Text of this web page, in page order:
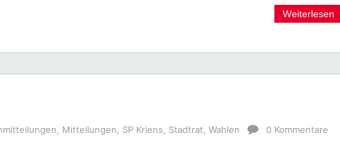
Weiterlesen
Mitteilungen SP Kriens Stadtrat Wahlen 0 Kommentare